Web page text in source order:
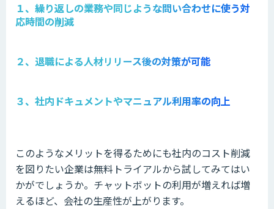
１、繰り返しの業務や同じような問い合わせに使う対
応時間の削減
２、退職による人材リリース後の対策が可能
３、社内ドキュメントやマニュアル利用率の向上
このようなメリットを得るためにも社内のコスト削減
を図りたい企業は無料トライアルから試してみてはい
かがでしょうか。チャットボットの利用が増えれば増
えるほど、会社の生産性が上がります。